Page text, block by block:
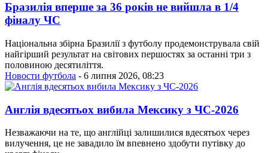
Бразилія вперше за 36 років не вийшла в 1/4
фіналу ЧС
Національна збірна Бразилії з футболу продемонструвала свій
найгірший результат на світових першостях за останні три з
половиною десятиліття.
Новости футбола - 6 липня 2026, 08:23
Англія вдесятьох вибила Мексику з ЧС-2026
Незважаючи на те, що англійці залишилися вдесятьох через
вилучення, це не завадило їм впевнено здобути путівку до